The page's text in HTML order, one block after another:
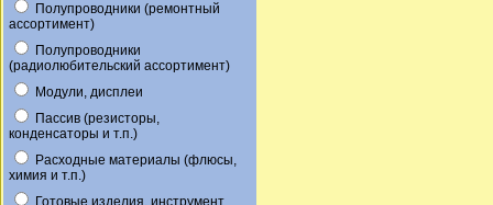
Полупроводники (ремонтный
ассортимент)
Полупроводники
(радиолюбительский ассортимент)
Модули, дисплеи
Пассив (резисторы,
конденсаторы и т.п.)
Расходные материалы (флюсы,
химия и т.п.)
Готовые изделия, инструмент